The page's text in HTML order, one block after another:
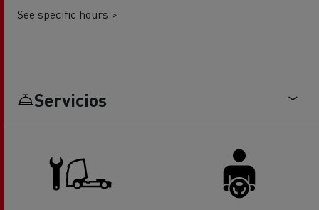
See specific hours >
Servicios